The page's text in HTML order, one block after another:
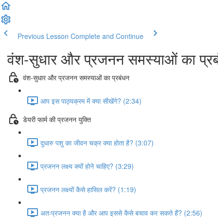
Previous Lesson Complete and Continue
वंश-सुधार और प्रजनन समस्याओं का
वंश-सुधार और प्रजनन समस्याओं का प्रबंधन
आप इस पाठ्यक्रम में क्या सीखेंगे? (2:34)
डेयरी फार्म की प्रजनन युक्ति
दुधारु पशु का जीवन चक्र क्या होता है? (3:07)
प्रजनन लक्ष्य क्यों होने चाहिए? (3:29)
प्रजनन लक्ष्यों कैसे हासिल करें? (1:19)
अतःप्रजनन क्या है और आप इससे कैसे बचाव कर सकते हैं? (2:56)